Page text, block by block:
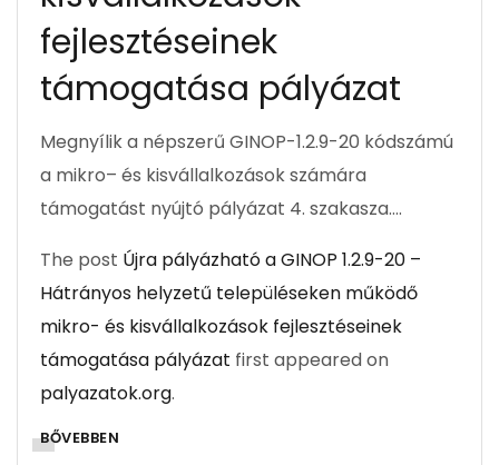
fejlesztéseinek
támogatása pályázat
Megnyílik a népszerű GINOP-1.2.9-20 kódszámú
a mikro– és kisvállalkozások számára
támogatást nyújtó pályázat 4. szakasza….
The post Újra pályázható a GINOP 1.2.9-20 –
Hátrányos helyzetű településeken működő
mikro- és kisvállalkozások fejlesztéseinek
támogatása pályázat first appeared on
palyazatok.org.
BŐVEBBEN